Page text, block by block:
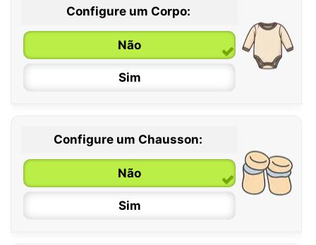
Configure um Corpo:
Não
Sim
0 / 6 meses
6 / 12 meses
12 / 18 meses
Configure um Chausson:
Não
Sim